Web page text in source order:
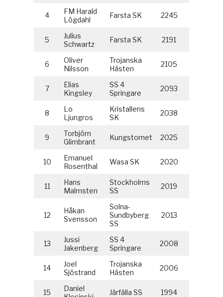
4
FM Harald
Lögdahl
Farsta SK 2245
5
Julius
Schwartz
Farsta SK 2191
6
Oliver
Nilsson
Trojanska
Hästen
2105
7
Elias
Kingsley
SS 4
Springare
2093
8
Lo
Ljungros
Kristallens
SK
2038
9
Torbjörn
Glimbrant
Kungstornet 2025
10
Emanuel
Rosenthal
Wasa SK 2020
11
Hans
Malmsten
Stockholms
SS
2019
12
Håkan
Svensson
Solna-
Sundbyberg
SS
2013
13
Jussi
Jakenberg
SS 4
Springare
2008
14
Joel
Sjöstrand
Trojanska
Hästen
2006
15
Daniel
Järfälla SS 1994